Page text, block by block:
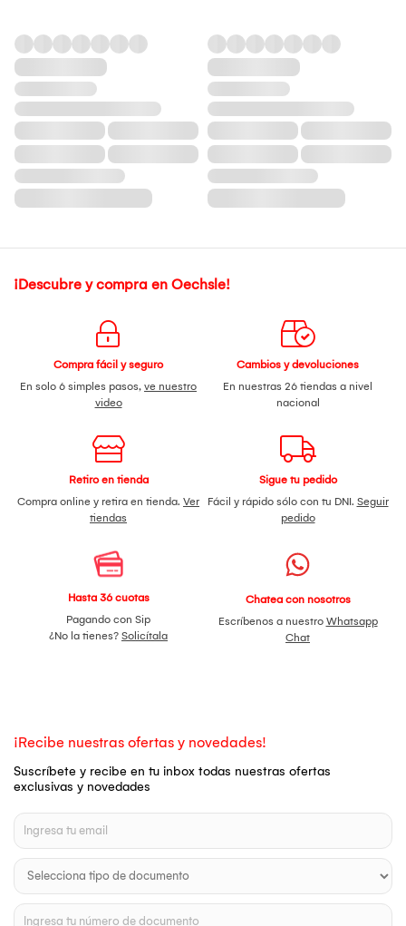
¡Descubre y compra en Oechsle!
Compra fácil y seguro
En solo 6 simples pasos, ve nuestro
video
Cambios y devoluciones
En nuestras 26 tiendas a nivel
nacional
Retiro en tienda
Compra online y retira en tienda. Ver
tiendas
Sigue tu pedido
Fácil y rápido sólo con tu DNI. Seguir
pedido
Hasta 36 cuotas
Pagando con Sip
¿No la tienes? Solicítala
Chatea con nosotros
Escríbenos a nuestro Whatsapp
Chat
¡Recibe nuestras ofertas y novedades!
Suscríbete y recibe en tu inbox todas nuestras ofertas
exclusivas y novedades